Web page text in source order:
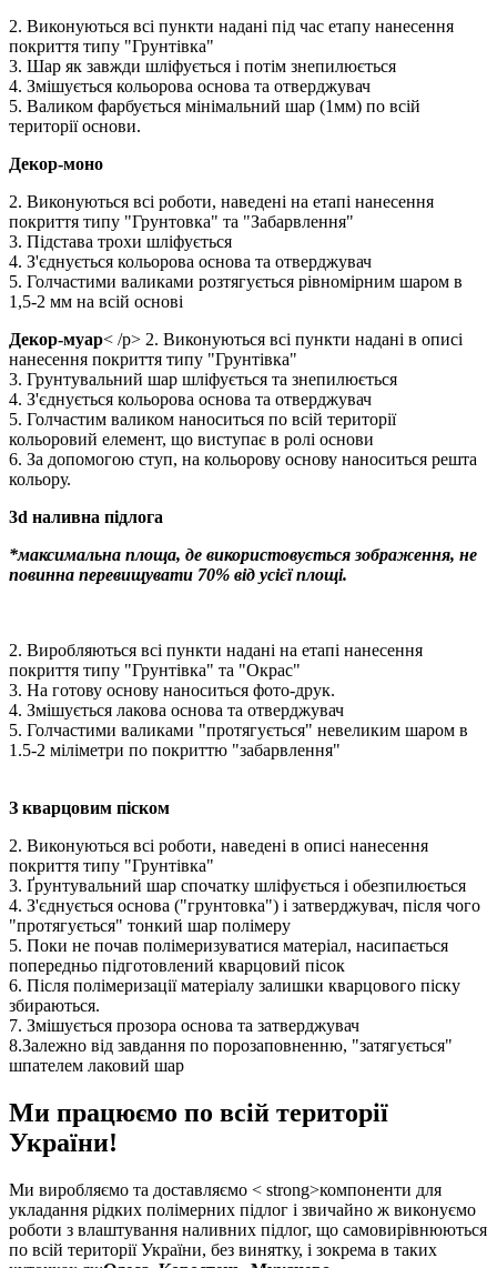
2. Виконуються всі пункти надані під час етапу нанесення
покриття типу "Грунтівка"
3. Шар як завжди шліфується і потім знепилюється
4. Змішується кольорова основа та отверджувач
5. Валиком фарбується мінімальний шар (1мм) по всій
території основи.
Декор-моно
2. Виконуються всі роботи, наведені на етапі нанесення
покриття типу "Грунтовка" та "Забарвлення"
3. Підстава трохи шліфується
4. З'єднується кольорова основа та отверджувач
5. Голчастими валиками розтягується рівномірним шаром в
1,5-2 мм на всій основі
Декор-муар< /p> 2. Виконуються всі пункти надані в описі
нанесення покриття типу "Грунтівка"
3. Грунтувальний шар шліфується та знепилюється
4. З'єднується кольорова основа та отверджувач
5. Голчастим валиком наноситься по всій території
кольоровий елемент, що виступає в ролі основи
6. За допомогою ступ, на кольорову основу наноситься решта
кольору.
3d наливна підлога
*максимальна площа, де використовується зображення, не
повинна перевищувати 70% від усієї площі.
2. Виробляються всі пункти надані на етапі нанесення
покриття типу "Грунтівка" та "Окрас"
3. На готову основу наноситься фото-друк.
4. Змішується лакова основа та отверджувач
5. Голчастими валиками "протягується" невеликим шаром в
1.5-2 міліметри по покриттю "забарвлення"
З кварцовим піском
2. Виконуються всі роботи, наведені в описі нанесення
покриття типу "Грунтівка"
3. Ґрунтувальний шар спочатку шліфується і обезпилюється
4. З'єднується основа ("грунтовка") і затверджувач, після чого
"протягується" тонкий шар полімеру
5. Поки не почав полімеризуватися матеріал, насипається
попередньо підготовлений кварцовий пісок
6. Після полімеризації матеріалу залишки кварцового піску
збираються.
7. Змішується прозора основа та затверджувач
8.Залежно від завдання по порозаповненню, "затягується"
шпателем лаковий шар
Ми працюємо по всій території
України!
Ми виробляємо та доставляємо < strong>компоненти для
укладання рідких полімерних підлог і звичайно ж виконуємо
роботи з влаштування наливних підлог, що самовирівнюються
по всій території України, без винятку, і зокрема в таких